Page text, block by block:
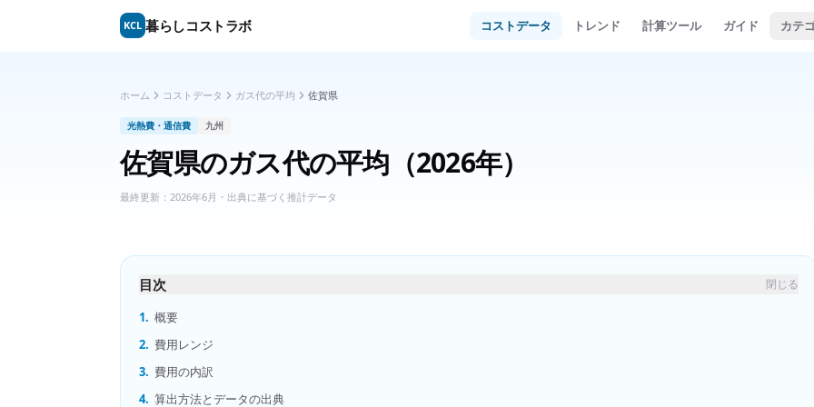
KCL 暮らしコストラボ コストデータ トレンド 計算ツール ガイド カテ
ホーム コストデータ ガス代の平均 佐賀県
光熱費・通信費 九州
佐賀県のガス代の平均 （2026年）
最終更新： 2026年6月 ・出典に基づく推計データ
目次 閉じる
1. 概要
2. 費用レンジ
3. 費用の内訳
4. 算出方法とデータの出典